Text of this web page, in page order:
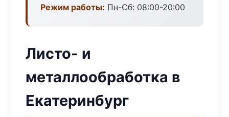
Режим работы: Пн-Сб: 08:00-20:00
Листо- и
металлообработка в
Екатеринбург